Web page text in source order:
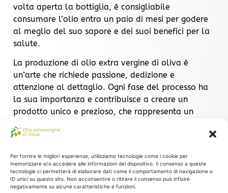
Per fornire le migliori esperienze, utilizziamo tecnologie come i cookie per
memorizzare e/o accedere alle informazioni del dispositivo. Il consenso a queste
tecnologie ci permetterà di elaborare dati come il comportamento di navigazione o
ID unici su questo sito. Non acconsentire o ritirare il consenso può influire
negativamente su alcune caratteristiche e funzioni.
volta aperta la bottiglia, è consigliabile
consumare l’olio entro un paio di mesi per godere
al meglio del suo sapore e dei suoi benefici per la
salute.
La produzione di olio extra vergine di oliva è
un’arte che richiede passione, dedizione e
attenzione al dettaglio. Ogni fase del processo ha
la sua importanza e contribuisce a creare un
prodotto unico e prezioso, che rappresenta un
patrimonio culturale e gastronomico da
valorizzare e proteggere. L’olio extra vergine di
innumerevoli benefici per la salute, è davvero un
tesoro da scoprire e da gustare.